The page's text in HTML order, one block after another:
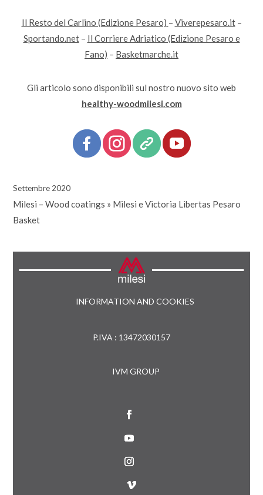
Il Resto del Carlino (Edizione Pesaro) – Viverepesaro.it–
Sportando.net– Il Corriere Adriatico (Edizione Pesaro e
Fano) – Basketmarche.it
Gli articolo sono disponibili sul nostro nuovo sito web
healthy-woodmilesi.com
Settembre 2020
Milesi – Wood coatings » Milesi e Victoria Libertas Pesaro
Basket
INFORMATION AND COOKIES
P.IVA : 13472030157
IVM GROUP